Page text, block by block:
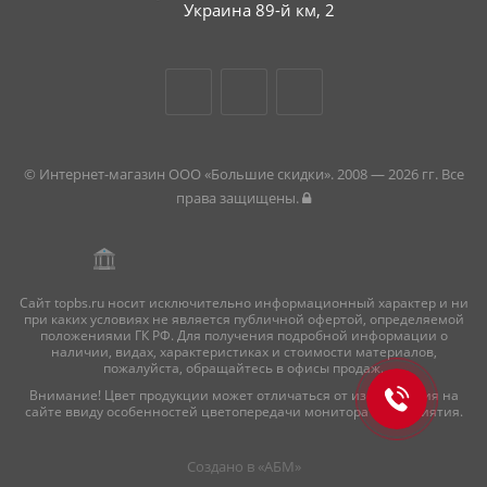
Украина 89-й км, 2
© Интернет-магазин ООО «Большие скидки». 2008 — 2026 гг. Все
права защищены.
Сайт topbs.ru носит исключительно информационный характер и ни
при каких условиях не является публичной офертой, определяемой
положениями ГК РФ. Для получения подробной информации о
наличии, видах, характеристиках и стоимости материалов,
пожалуйста, обращайтесь в офисы продаж.
Внимание! Цвет продукции может отличаться от изображения на
сайте ввиду особенностей цветопередачи монитора и восприятия.
Создано в «АБМ»